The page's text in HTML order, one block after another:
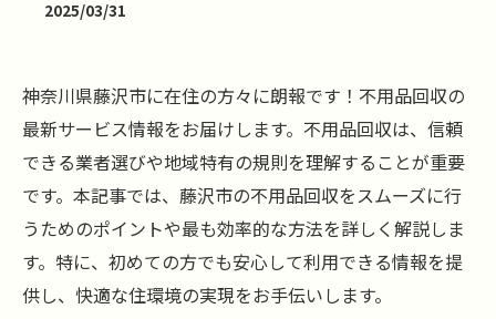
2025/03/31
神奈川県藤沢市に在住の方々に朗報です！不用品回収の
最新サービス情報をお届けします。不用品回収は、信頼
できる業者選びや地域特有の規則を理解することが重要
です。本記事では、藤沢市の不用品回収をスムーズに行
うためのポイントや最も効率的な方法を詳しく解説しま
す。特に、初めての方でも安心して利用できる情報を提
供し、快適な住環境の実現をお手伝いします。